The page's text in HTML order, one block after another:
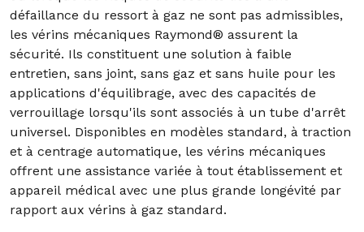
défaillance du ressort à gaz ne sont pas admissibles,
les vérins mécaniques Raymond® assurent la
sécurité. Ils constituent une solution à faible
entretien, sans joint, sans gaz et sans huile pour les
applications d'équilibrage, avec des capacités de
verrouillage lorsqu'ils sont associés à un tube d'arrêt
universel. Disponibles en modèles standard, à traction
et à centrage automatique, les vérins mécaniques
offrent une assistance variée à tout établissement et
appareil médical avec une plus grande longévité par
rapport aux vérins à gaz standard.